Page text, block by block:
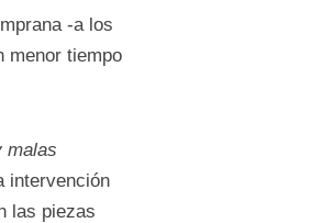
-a los
menor tiempo
malas
intervención
las piezas